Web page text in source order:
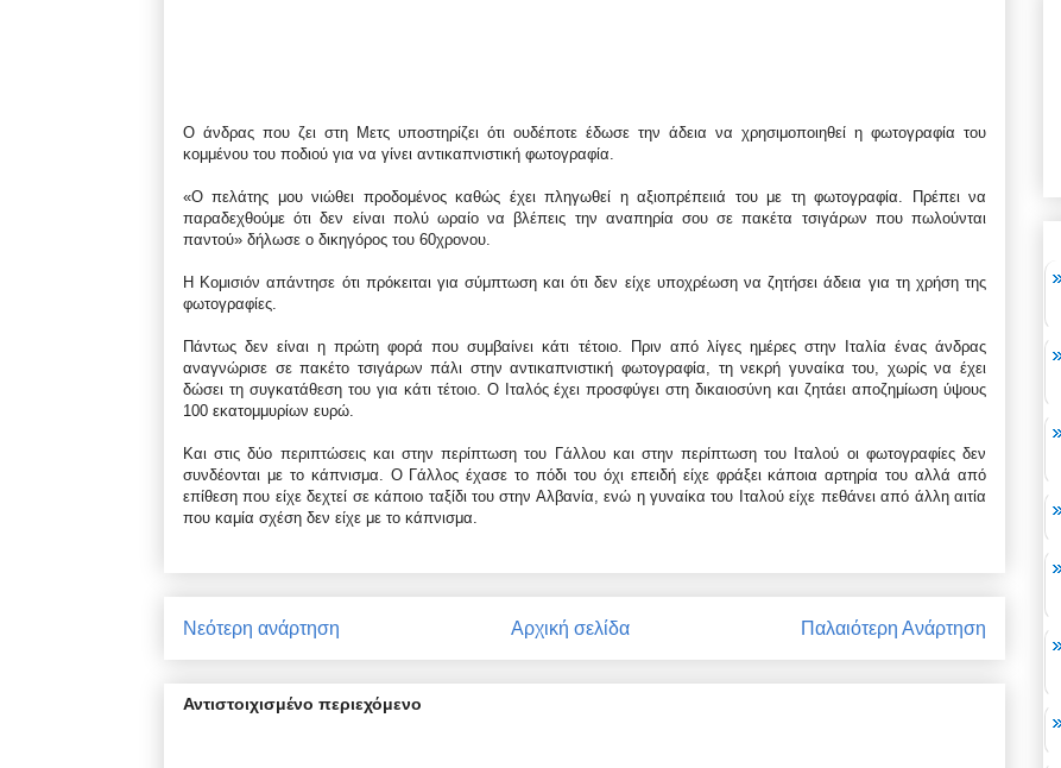
Ο άνδρας που ζει στη Μετς υποστηρίζει ότι ουδέποτε έδωσε την άδεια να χρησιμοποιηθεί η φωτογραφία του
κομμένου του ποδιού για να γίνει αντικαπνιστική φωτογραφία.
«Ο πελάτης μου νιώθει προδομένος καθώς έχει πληγωθεί η αξιοπρέπειιά του με τη φωτογραφία. Πρέπει να
παραδεχθούμε ότι δεν είναι πολύ ωραίο να βλέπεις την αναπηρία σου σε πακέτα τσιγάρων που πωλούνται
παντού» δήλωσε ο δικηγόρος του 60χρονου.
Η Κομισιόν απάντησε ότι πρόκειται για σύμπτωση και ότι δεν είχε υποχρέωση να ζητήσει άδεια για τη χρήση της
φωτογραφίες.
Πάντως δεν είναι η πρώτη φορά που συμβαίνει κάτι τέτοιο. Πριν από λίγες ημέρες στην Ιταλία ένας άνδρας
αναγνώρισε σε πακέτο τσιγάρων πάλι στην αντικαπνιστική φωτογραφία, τη νεκρή γυναίκα του, χωρίς να έχει
δώσει τη συγκατάθεση του για κάτι τέτοιο. Ο Ιταλός έχει προσφύγει στη δικαιοσύνη και ζητάει αποζημίωση ύψους
100 εκατομμυρίων ευρώ.
Και στις δύο περιπτώσεις και στην περίπτωση του Γάλλου και στην περίπτωση του Ιταλού οι φωτογραφίες δεν
συνδέονται με το κάπνισμα. Ο Γάλλος έχασε το πόδι του όχι επειδή είχε φράξει κάποια αρτηρία του αλλά από
επίθεση που είχε δεχτεί σε κάποιο ταξίδι του στην Αλβανία, ενώ η γυναίκα του Ιταλού είχε πεθάνει από άλλη αιτία
που καμία σχέση δεν είχε με το κάπνισμα.
Νεότερη ανάρτηση Παλαιότερη Ανάρτηση
Αρχική σελίδα
Αντιστοιχισμένο περιεχόμενο